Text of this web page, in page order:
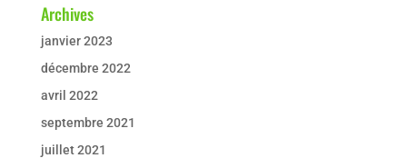
Archives
janvier 2023
décembre 2022
avril 2022
septembre 2021
juillet 2021